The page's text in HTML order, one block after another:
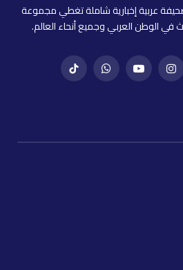
عربية إخبارية شاملة تغطي مجموعة
في الوطن العربي وجميع أنحاء العالم.
إنستغراميوتيوب واتساب تيك